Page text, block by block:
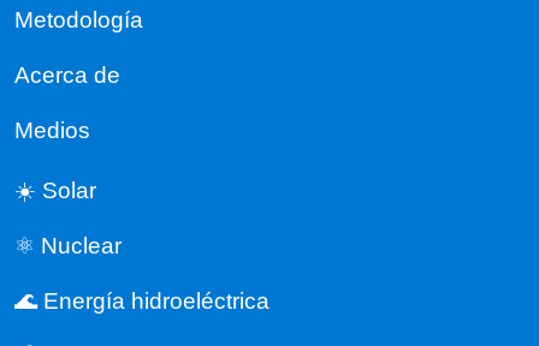
Metodología
Acerca de
Medios
☀️ Solar
⚛️ Nuclear
🌊 Energía hidroeléctrica